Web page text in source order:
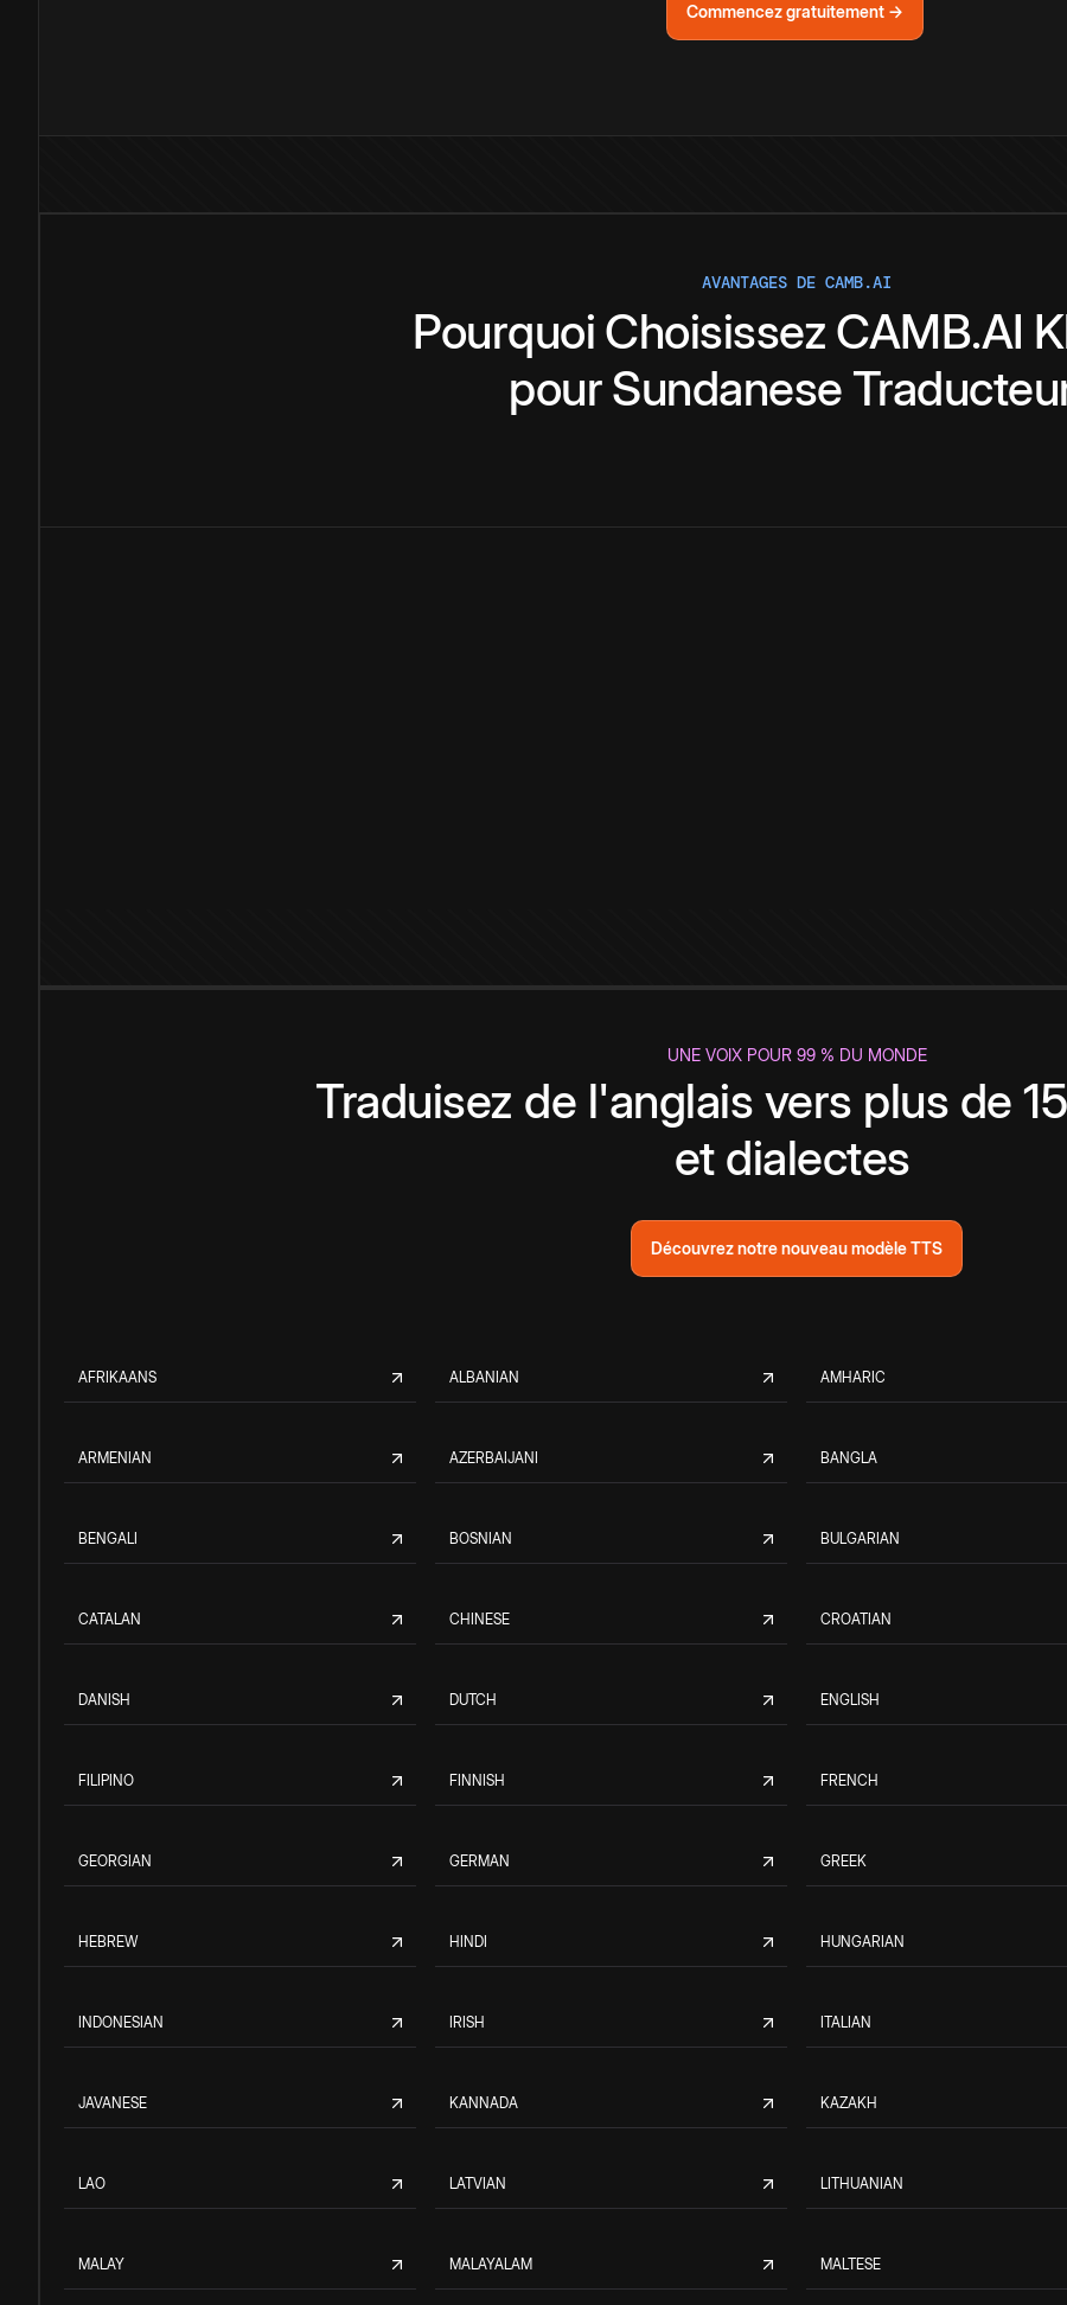
Commencez gratuitement →
AVANTAGES DE CAMB.AI
Pourquoi Choisissez CAMB.AI
pourSundanese
UNE VOIX POUR 99 % DU MONDE
Traduisez de l'anglais vers plus de
et dialectes
Découvrez notre nouveau modèle TTS
AFRIKAANS ALBANIAN AMHARIC
ARMENIAN AZERBAIJANI BANGLA
BENGALI BOSNIAN BULGARIAN
CATALAN CHINESE CROATIAN
DANISH DUTCH ENGLISH
FILIPINO FINNISH FRENCH
GEORGIAN GERMAN GREEK
HEBREW HINDI HUNGARIAN
INDONESIAN IRISH ITALIAN
JAVANESE KANNADA KAZAKH
LAO LATVIAN LITHUANIAN
MALAY MALAYALAM MALTESE